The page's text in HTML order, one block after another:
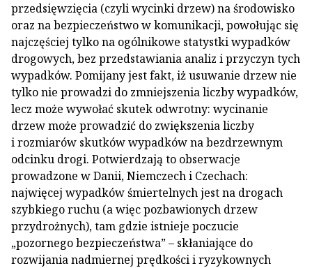
przedsięwzięcia (czyli wycinki drzew) na środowisko
oraz na bezpieczeństwo w komunikacji, powołując się
najczęściej tylko na ogólnikowe statystki wypadków
drogowych, bez przedstawiania analiz i przyczyn tych
wypadków. Pomijany jest fakt, iż usuwanie drzew nie
tylko nie prowadzi do zmniejszenia liczby wypadków,
lecz może wywołać skutek odwrotny: wycinanie
drzew może prowadzić do zwiększenia liczby
i rozmiarów skutków wypadków na bezdrzewnym
odcinku drogi. Potwierdzają to obserwacje
prowadzone w Danii, Niemczech i Czechach:
najwięcej wypadków śmiertelnych jest na drogach
szybkiego ruchu (a więc pozbawionych drzew
przydrożnych), tam gdzie istnieje poczucie
„pozornego bezpieczeństwa” – skłaniające do
rozwijania nadmiernej prędkości i ryzykownych